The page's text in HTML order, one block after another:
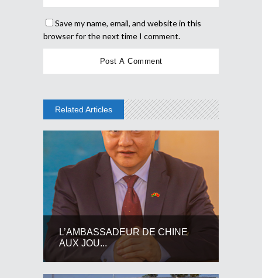
Save my name, email, and website in this
browser for the next time I comment.
Related Articles
L’AMBASSADEUR DE CHINE
AUX JOU...